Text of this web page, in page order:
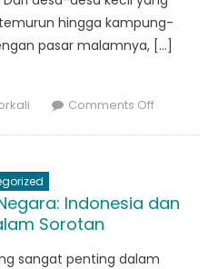
hingga kampung-
pasar malamnya, […]
Comments Offon
Negara:
Indonesia dan
Sorotan
sangat penting dalam